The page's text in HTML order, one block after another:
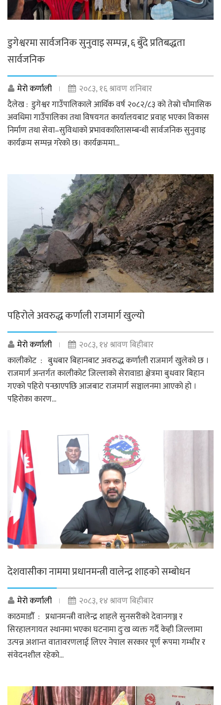
डुगेश्वरमा सार्वजनिक सुनुवाइ सम्पन्न, ६ बुँदे प्रतिबद्धता
सार्वजनिक
मेरो कर्णाली
२०८३, १६ श्रावण शनिबार
दैलेख : डुगेश्वर गाउँपालिकाले आर्थिक वर्ष २०८२/८३ को तेस्रो चौमासिक
अवधिमा गाउँपालिका तथा विषयगत कार्यालयबाट प्रवाह भएका विकास
निर्माण तथा सेवा–सुविधाको प्रभावकारितासम्बन्धी सार्वजनिक सुनुवाइ
कार्यक्रम सम्पन्न गरेको छ। कार्यक्रममा...
पहिरोले अवरुद्ध कर्णाली राजमार्ग खुल्यो
मेरो कर्णाली
२०८३, १४ श्रावण बिहीबार
कालीकोट : बुधबार बिहानबाट अवरुद्ध कर्णाली राजमार्ग खुलेको छ ।
राजमार्ग अन्तर्गत कालीकोट जिल्लाको सेरावाडा क्षेत्रमा बुधवार बिहान
गएको पहिरो पन्छाएपछि आजबाट राजमार्ग सञ्चालनमा आएको हो ।
पहिरोका कारण...
देशवासीका नाममा प्रधानमन्त्री वालेन्द्र शाहको सम्बोधन
मेरो कर्णाली
२०८३, १४ श्रावण बिहीबार
काठमाडौँ : प्रधानमन्त्री वालेन्द्र शाहले सुनसरीको देवानगञ्ज र
सिरहालगायत स्थानमा भएका घटनामा दुःख व्यक्त गर्दै केही जिल्लामा
उत्पन्न अशान्त वातावरणलाई लिएर नेपाल सरकार पूर्ण रूपमा गम्भीर र
संवेदनशील रहेको...